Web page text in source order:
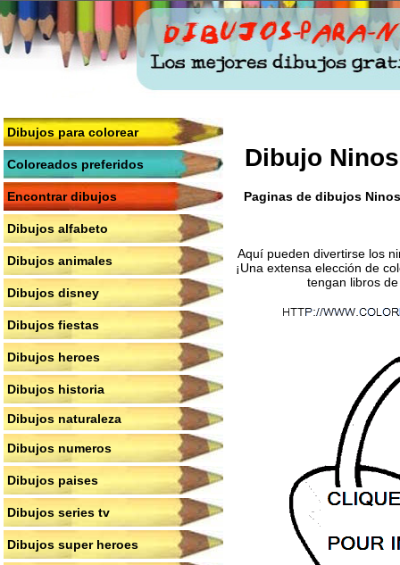
Dibujos para colorear
Coloreados preferidos
Encontrar dibujos
Dibujos alfabeto
Dibujos animales
Dibujos disney
Dibujos fiestas
Dibujos heroes
Dibujos historia
Dibujos naturaleza
Dibujos numeros
Dibujos paises
Dibujos series tv
Dibujos super heroes
Dibujo
Paginas de dibujos
Aquí pueden divertirse los
¡Una extensa elección de
tengan libros